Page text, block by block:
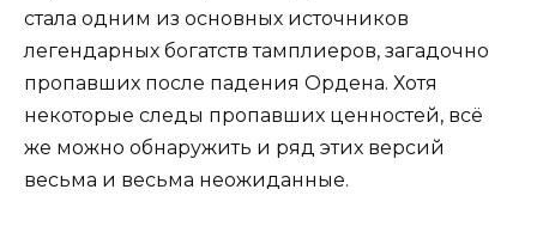
стала одним из основных источников
легендарных богатств тамплиеров, загадочно
пропавших после падения Ордена. Хотя
некоторые следы пропавших ценностей, всё
же можно обнаружить и ряд этих версий
весьма и весьма неожиданные.